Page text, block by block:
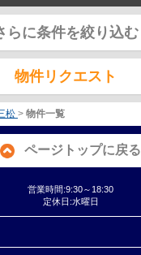
らに条件を絞り込む
物件リクエスト
松 > 物件一覧
ページトップに戻る
営業時間:9:30～18:30
定休日:水曜日